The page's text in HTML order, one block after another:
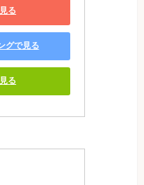
る
グで見る
る